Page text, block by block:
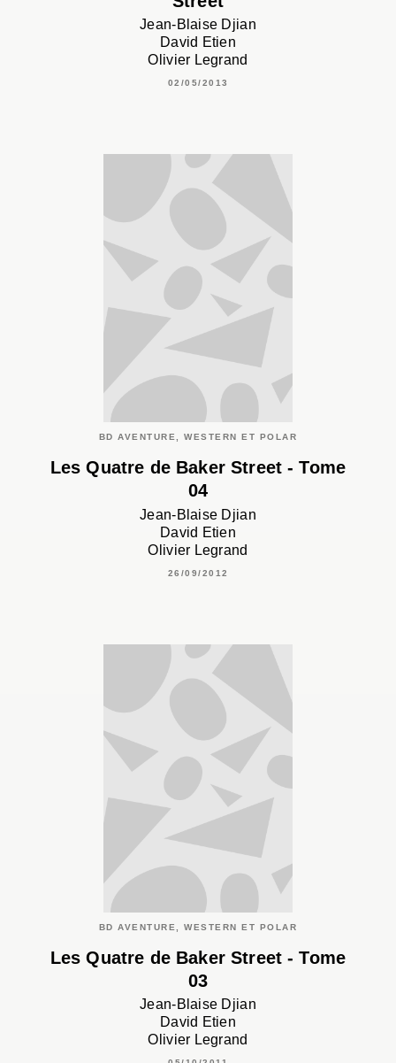
Jean-Blaise Djian
David Etien
Olivier Legrand
02/05/2013
BD AVENTURE, WESTERN ET POLAR
Les Quatre de Baker Street - Tome
04
Jean-Blaise Djian
David Etien
Olivier Legrand
26/09/2012
BD AVENTURE, WESTERN ET POLAR
Les Quatre de Baker Street - Tome
03
Jean-Blaise Djian
David Etien
Olivier Legrand